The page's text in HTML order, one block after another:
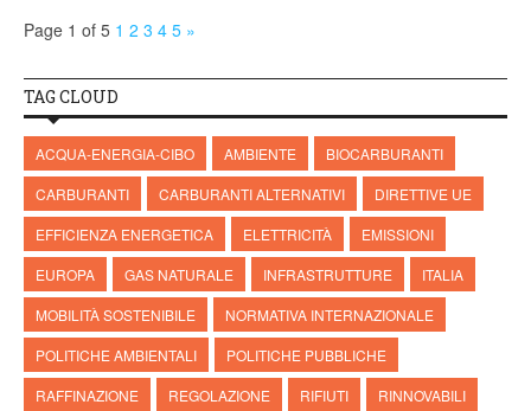
Page 1 of 5 1 2 3 4 5 »
TAG CLOUD
ACQUA-ENERGIA-CIBO AMBIENTE
BIOCARBURANTI
CARBURANTI
CARBURANTI ALTERNATIVI
DIRETTIVE UE
EFFICIENZA ENERGETICA
ELETTRICITÀ
EMISSIONI
EUROPA
GAS NATURALE INFRASTRUTTURE
ITALIA
MOBILITÀ SOSTENIBILE
NORMATIVA INTERNAZIONALE
POLITICHE AMBIENTALI
POLITICHE PUBBLICHE
RAFFINAZIONE
REGOLAZIONE RIFIUTI
RINNOVABILI